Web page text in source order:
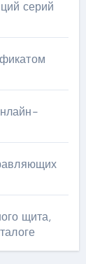
серий
щита,